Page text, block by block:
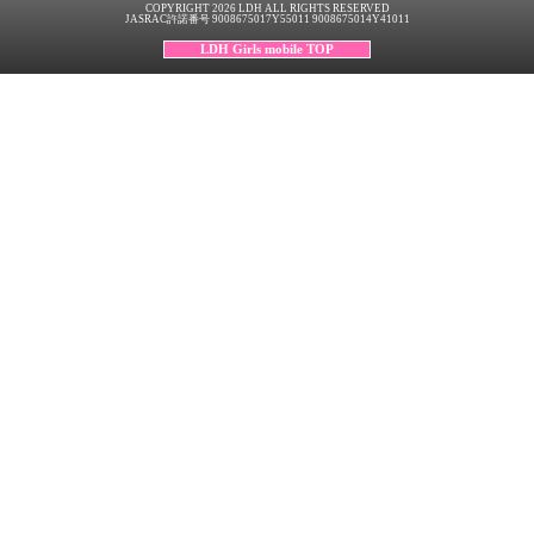
COPYRIGHT 2026 LDH ALL RIGHTS RESERVED
JASRAC許諾番号 9008675017Y55011 9008675014Y41011
LDH Girls mobile TOP